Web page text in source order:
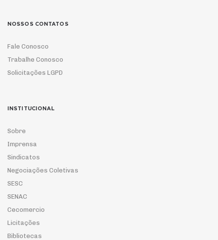
NOSSOS CONTATOS
Fale Conosco
Trabalhe Conosco
Solicitações LGPD
INSTITUCIONAL
Sobre
Imprensa
Sindicatos
Negociações Coletivas
SESC
SENAC
Cecomercio
Licitações
Bibliotecas